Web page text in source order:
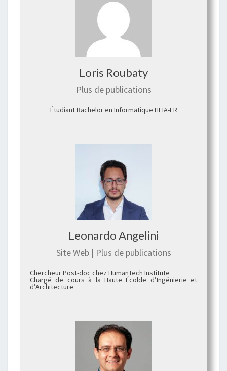
Loris Roubaty
Plus de publications
Étudiant Bachelor en Informatique HEIA-FR
Leonardo Angelini
Site Web | Plus de publications
Chercheur Post-doc chez HumanTech Institute
Chargé de cours à la Haute Écolde d’Ingénierie et
d’Architecture